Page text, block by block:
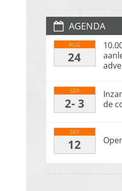
AGENDA
AUG
24
SEP
2- 3
de
SEP
12